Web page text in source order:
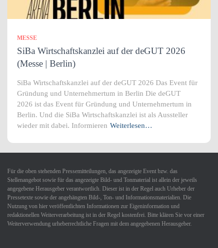
MESSE
SiBa Wirtschaftskanzlei auf der deGUT 2026
(Messe | Berlin)
SiBa Wirtschaftskanzlei auf der deGUT 2026 Das Event für
Gründung und Unternehmertum in Berlin Die deGUT
2026 ist das Event für Gründung und Unternehmertum in
Berlin. Und die SiBa Wirtschaftskanzlei ist als Aussteller
wieder mit dabei. Informieren Weiterlesen…
Für die oben stehenden Pressemitteilungen, das angezeigte Event bzw. das
Stellenangebot sowie für das angezeigte Bild- und Tonmaterial ist allein der jeweils
angegebene Herausgeber verantwortlich. Dieser ist in der Regel auch Urheber der
Pressetexte sowie der angehängten Bild-, Ton- und Informationsmaterialien. Die
Nutzung von hier veröffentlichten Informationen zur Eigeninformation und
redaktionellen Weiterverarbeitung ist in der Regel kostenfrei. Bitte klären Sie vor einer
Weiterverwendung urheberrechtliche Fragen mit dem angegebenen Herausgeber.